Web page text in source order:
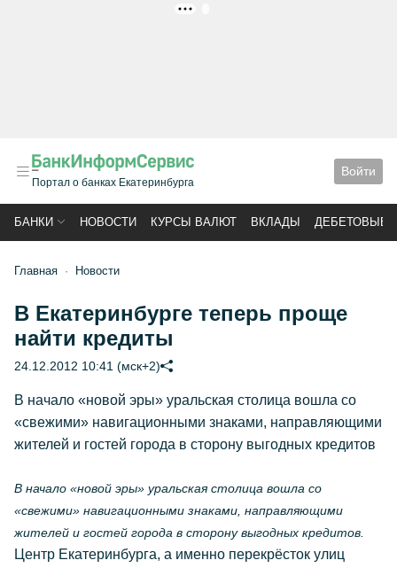
Портал о банках Екатеринбурга
Войти
БАНКИ НОВОСТИ КУРСЫ ВАЛЮТ ВКЛАДЫ ДЕБЕТОВЫЕ
Главная Новости
В Екатеринбурге теперь проще
найти кредиты
24.12.2012 10:41 (мск+2)
В начало «новой эры» уральская столица вошла со
«свежими» навигационными знаками, направляющими
жителей и гостей города в сторону выгодных кредитов
В начало «новой эры» уральская столица вошла со
«свежими» навигационными знаками, направляющими
жителей и гостей города в сторону выгодных кредитов.
Центр Екатеринбурга, а именно перекрёсток улиц